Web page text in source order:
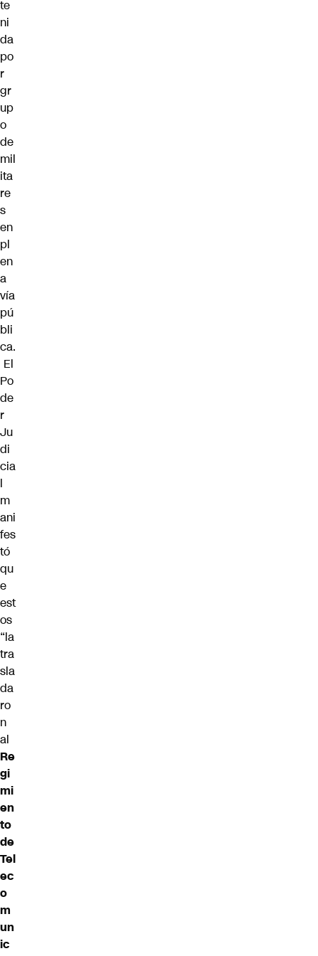
te
ni
da
po
r
gr
up
o
de
mil
ita
re
s
en
pl
en
a
vía
pú
bli
ca.
El
Po
de
r
Ju
di
cia
l
m
ani
fes
tó
qu
e
est
os
“la
tra
sla
da
ro
n
al
Re
gi
mi
en
to
de
Tel
ec
o
m
un
ic